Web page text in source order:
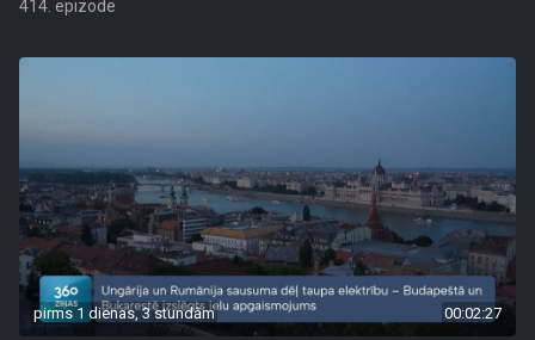
414. epizode
pirms 1 dienas, 3 stundām 00:02:27